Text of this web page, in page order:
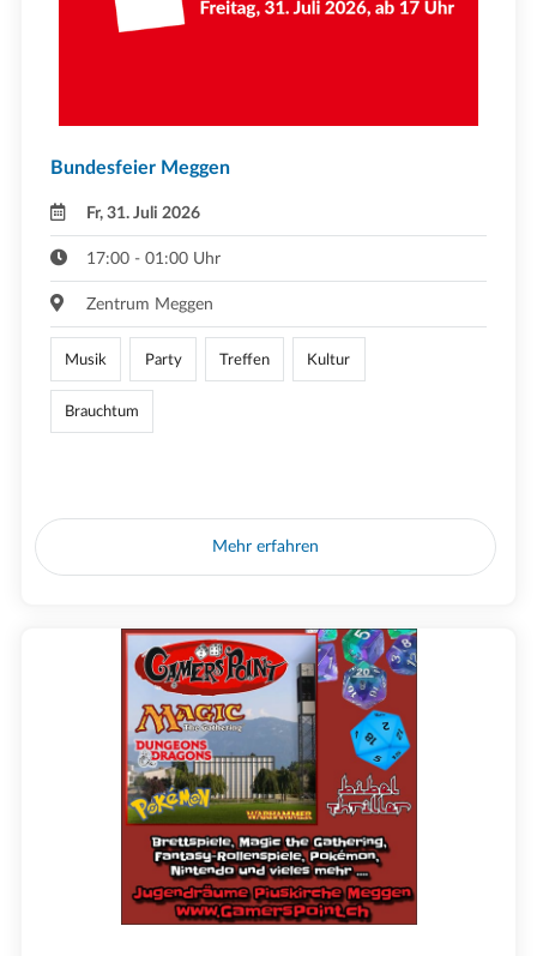
Bundesfeier Meggen
Fr, 31. Juli 2026
17:00 - 01:00 Uhr
Zentrum Meggen
Musik Party Treffen Kultur
Brauchtum
Mehr erfahren